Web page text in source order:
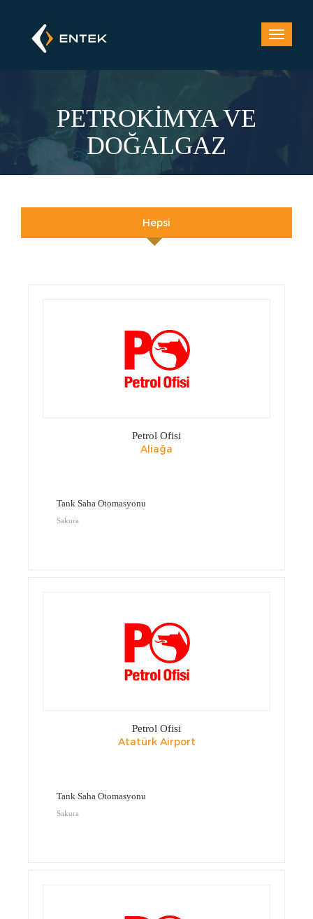
PETROKİMYA VE
DOĞALGAZ
Hepsi
Petrol Ofisi
Aliağa
Tank Saha Otomasyonu
Sakura
Petrol Ofisi
Atatürk Airport
Tank Saha Otomasyonu
Sakura